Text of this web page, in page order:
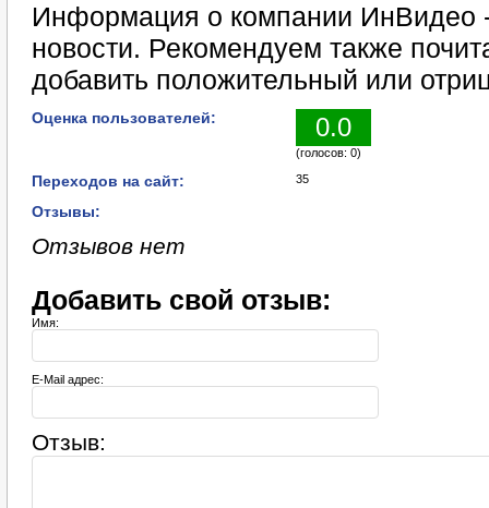
Информация о компании ИнВидео
новости. Рекомендуем также
добавить положительный или
Оценка пользователей: 0.0
(голосов: 0)
Переходов на сайт: 35
Отзывы:
Отзывов нет
Добавить свой отзыв:
Имя:
E-Mail адрес:
Отзыв: